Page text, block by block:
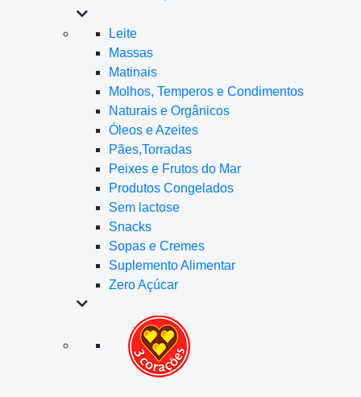
Leite
Massas
Matinais
Molhos, Temperos e Condimentos
Naturais e Orgânicos
Óleos e Azeites
Pães,Torradas
Peixes e Frutos do Mar
Produtos Congelados
Sem lactose
Snacks
Sopas e Cremes
Suplemento Alimentar
Zero Açúcar